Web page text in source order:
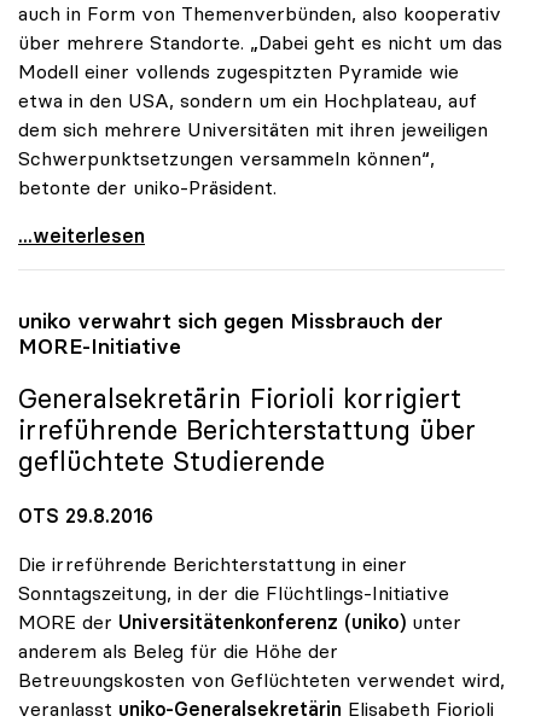
auch in Form von Themenverbünden, also kooperativ
über mehrere Standorte. „Dabei geht es nicht um das
Modell einer vollends zugespitzten Pyramide wie
etwa in den USA, sondern um ein Hochplateau, auf
dem sich mehrere Universitäten mit ihren jeweiligen
Schwerpunktsetzungen versammeln können“,
betonte der uniko-Präsident.
Vitouch zu Exzellenz an Unis: „Hochplateau statt
...weiterlesen
uniko verwahrt sich gegen Missbrauch der
MORE-Initiative
Generalsekretärin Fiorioli korrigiert
irreführende Berichterstattung über
geflüchtete Studierende
OTS 29.8.2016
Die irreführende Berichterstattung in einer
Sonntagszeitung, in der die Flüchtlings-Initiative
MORE der Universitätenkonferenz (uniko) unter
anderem als Beleg für die Höhe der
Betreuungskosten von Geflüchteten verwendet wird,
veranlasst uniko-Generalsekretärin Elisabeth Fiorioli